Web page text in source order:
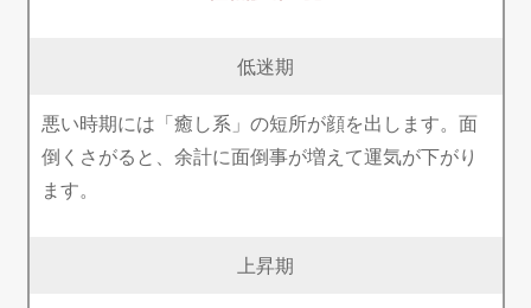
低迷期
悪い時期には「癒し系」の短所が顔を出します。面
倒くさがると、余計に面倒事が増えて運気が下がり
ます。
上昇期